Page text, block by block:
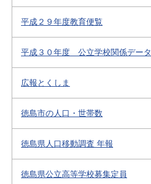
平成２９年度教育便覧
平成３０年度 公立学校関係データ
広報とくしま
徳島市の人口・世帯数
徳島県人口移動調査 年報
徳島県公立高等学校募集定員